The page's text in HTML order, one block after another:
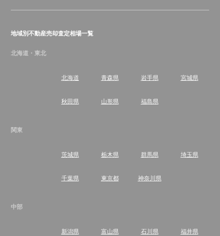
地域別不動産売却査定相場一覧
北海道・東北
北海道 青森県 岩手県 宮城県
秋田県 山形県 福島県
関東
茨城県 栃木県 群馬県 埼玉県
千葉県 東京都 神奈川県
中部
新潟県 富山県 石川県 福井県